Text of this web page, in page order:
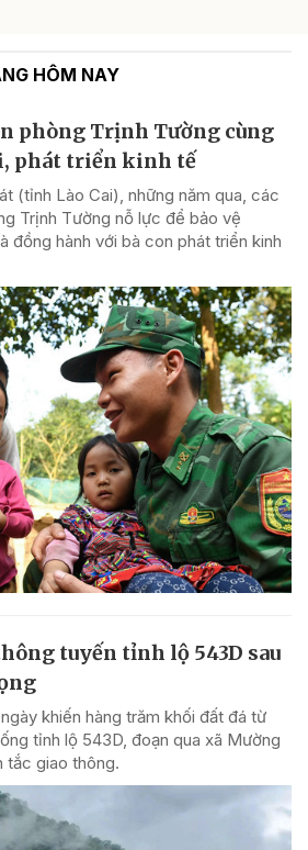
HÔM NAY
phòng Trịnh Tường cùng
phát triển kinh tế
(tỉnh Lào Cai), những năm qua, các
Trịnh Tường nỗ lực để bảo vệ
đồng hành với bà con phát triển kinh
tuyến tỉnh lộ 543D sau
khiến hàng trăm khối đất đá từ
tỉnh lộ 543D, đoạn qua xã Mường
tắc giao thông.